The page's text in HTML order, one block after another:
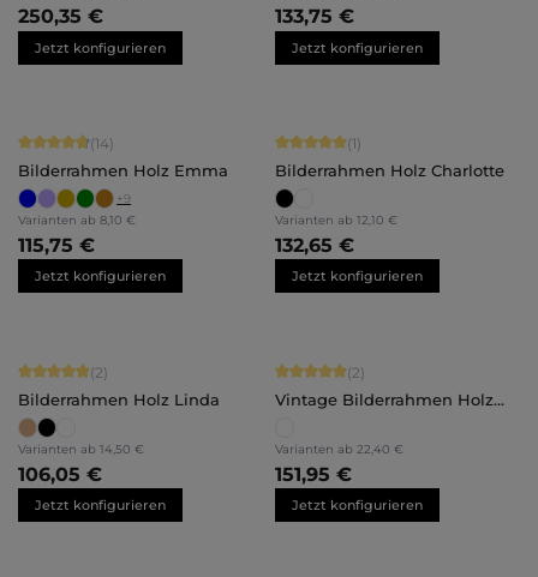
250,35 €
Jetzt konfigurieren
133,75 €
Jetzt konfigurieren
Durchschnittliche Bewertung von 4.86 von 5 Sternen
(14)
Bilderrahmen Holz Emma
+9
Varianten ab 8,10 €
115,75 €
Jetzt konfigurieren
Durchschnittliche Bewertung von 5
(1)
Bilderrahmen Holz Charlotte
Varianten ab 12,10 €
132,65 €
Jetzt konfigurieren
Durchschnittliche Bewertung von 5 von 5 Sternen
(2)
Bilderrahmen Holz Linda
Varianten ab 14,50 €
106,05 €
Jetzt konfigurieren
Durchschnittliche Bewertung von 5
(2)
Vintage Bilderrahmen Holz
Varianten ab 22,40 €
151,95 €
Jetzt konfigurieren